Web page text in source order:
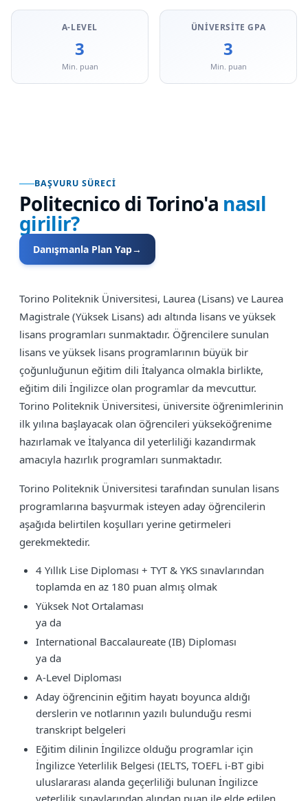
A-LEVEL
3
Min. puan
ÜNIVERSITE GPA
3
Min. puan
BAŞVURU SÜRECI
Politecnico di Torino'a nasıl
girilir?
Danışmanla Plan Yap→
Torino Politeknik Üniversitesi, Laurea (Lisans) ve Laurea
Magistrale (Yüksek Lisans) adı altında lisans ve yüksek
lisans programları sunmaktadır. Öğrencilere sunulan
lisans ve yüksek lisans programlarının büyük bir
çoğunluğunun eğitim dili İtalyanca olmakla birlikte,
eğitim dili İngilizce olan programlar da mevcuttur.
Torino Politeknik Üniversitesi, üniversite öğrenimlerinin
ilk yılına başlayacak olan öğrencileri yükseköğrenime
hazırlamak ve İtalyanca dil yeterliliği kazandırmak
amacıyla hazırlık programları sunmaktadır.
Torino Politeknik Üniversitesi tarafından sunulan lisans
programlarına başvurmak isteyen aday öğrencilerin
aşağıda belirtilen koşulları yerine getirmeleri
gerekmektedir.
4 Yıllık Lise Diploması + TYT & YKS sınavlarından
toplamda en az 180 puan almış olmak
Yüksek Not Ortalaması
ya da
International Baccalaureate (IB) Diploması
ya da
A-Level Diploması
Aday öğrencinin eğitim hayatı boyunca aldığı
derslerin ve notlarının yazılı bulunduğu resmi
transkript belgeleri
Eğitim dilinin İngilizce olduğu programlar için
İngilizce Yeterlilik Belgesi (IELTS, TOEFL i-BT gibi
uluslararası alanda geçerliliği bulunan İngilizce